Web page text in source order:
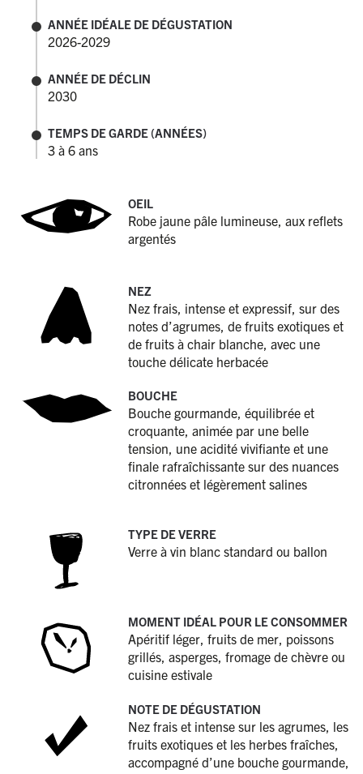
ANNÉE IDÉALE DE DÉGUSTATION
2026-2029
ANNÉE DE DÉCLIN
2030
TEMPS DE GARDE (ANNÉES)
3 à 6 ans
OEIL
Robe jaune pâle lumineuse, aux reflets
argentés
NEZ
Nez frais, intense et expressif, sur des
notes d’agrumes, de fruits exotiques et
de fruits à chair blanche, avec une
touche délicate herbacée
BOUCHE
Bouche gourmande, équilibrée et
croquante, animée par une belle
tension, une acidité vivifiante et une
finale rafraîchissante sur des nuances
citronnées et légèrement salines
TYPE DE VERRE
Verre à vin blanc standard ou ballon
MOMENT IDÉAL POUR LE CONSOMMER
Apéritif léger, fruits de mer, poissons
grillés, asperges, fromage de chèvre ou
cuisine estivale
NOTE DE DÉGUSTATION
Nez frais et intense sur les agrumes, les
fruits exotiques et les herbes fraîches,
accompagné d’une bouche gourmande,